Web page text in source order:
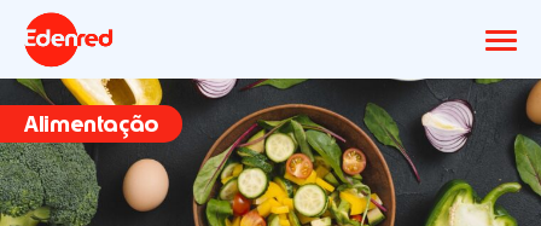
Alimentação